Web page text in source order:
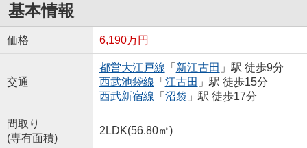
基本情報
価格 6,190万円
交通
都営大江戸線 「 新江古田 」駅 徒歩9分
西武池袋線 「 江古田 」駅 徒歩15分
西武新宿線 「 沼袋 」駅 徒歩17分
間取り
(専有面積)
2LDK(56.80㎡)